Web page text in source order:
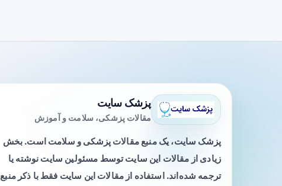
پزشک سایت
مقالات پزشکی، سلامت و آموزش
پزشک سایت، یک منبع مقالات پزشکی و سلامت است. بخش
زیادی از مقالات این سایت توسط مسئولین سایت نوشته یا
ترجمه شده‌اند. استفاده از مقالات این سایت فقط با ذکر منبع